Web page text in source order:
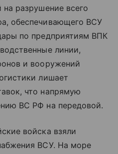
на разрушение всего
обеспечивающего ВСУ
по предприятиям ВПК
линии,
и вооружений
лишает
что напрямую
ВС РФ на передовой.
войска взяли
ВСУ. На море